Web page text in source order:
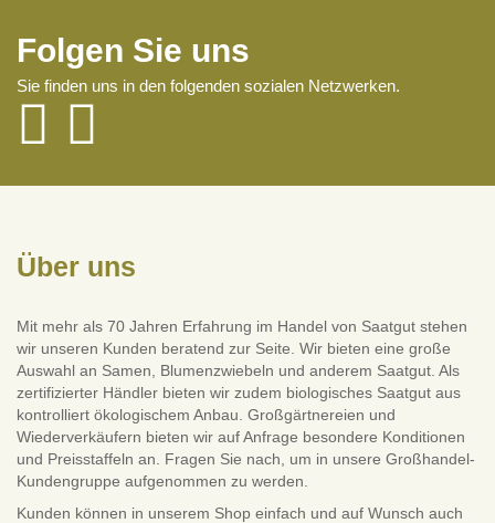
Folgen Sie uns
Sie finden uns in den folgenden sozialen Netzwerken.
Über uns
Mit mehr als 70 Jahren Erfahrung im Handel von Saatgut stehen
wir unseren Kunden beratend zur Seite. Wir bieten eine große
Auswahl an Samen, Blumenzwiebeln und anderem Saatgut. Als
zertifizierter Händler bieten wir zudem biologisches Saatgut aus
kontrolliert ökologischem Anbau. Großgärtnereien und
Wiederverkäufern bieten wir auf Anfrage besondere Konditionen
und Preisstaffeln an. Fragen Sie nach, um in unsere Großhandel-
Kundengruppe aufgenommen zu werden.
Kunden können in unserem Shop einfach und auf Wunsch auch